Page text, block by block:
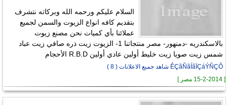
السلام عليكم ورحمه الله وبركاته نتشرف
بتقديم كافه انواع الزيوت والسمن لجميع
عملائنا بأي كميات نحن مصنع زيوت
بالاسكندريه -دمنهور- مصر منتجاتنا 1- الزيوت زيت ذره صافي زيت عباد
شمس زيت صويا زيت خليط أولين عادي أولين R.B.D الأحجام
ÊÇãÑãÍãÏÇáÝÑÇÔ شاهد جميع الاعلانات ( 8 )
[ 15-2-2014 مصر ]